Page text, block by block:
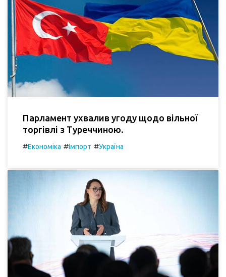
Парламент ухвалив угоду щодо вільної
торгівлі з Туреччиною.
#Економіка #Імпорт #Україна